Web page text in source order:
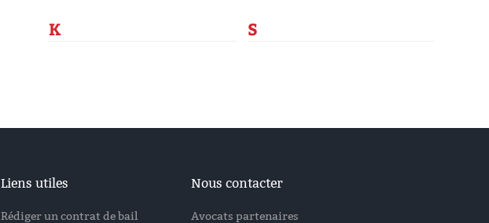
K S
Liens utiles
Rédiger un contrat de bail
Nous contacter
Avocats partenaires